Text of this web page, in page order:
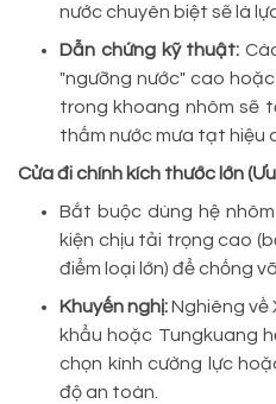
nước chuyên biệt sẽ là
Dẫn chứng kỹ thuật:
"ngưỡng nước" cao
trong khoang nhôm sẽ
thấm nước mưa tạt hiệu
Cửa đi chính kích thước lớn
Bắt buộc dùng hệ
kiện chịu tải trọng cao
điểm loại lớn) để chống
Khuyến nghị:Nghiêng về
khẩu hoặc Tungkuang
chọn kính cường lực
độ an toàn.